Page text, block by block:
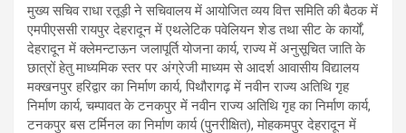
मुख्य सचिव राधा रतूड़ी ने सचिवालय में आयोजित व्यय वित्त समिति की बैठक में
एमपीएससी रायपुर देहरादून में एथलेटिक पवेलियन शेड तथा सीट के कार्यों,
देहरादून में क्लेमन्टाऊन जलापूर्ति योजना कार्य, राज्य में अनुसूचित जाति के
छात्रों हेतु माध्यमिक स्तर पर अंग्रेजी माध्यम से आदर्श आवासीय विद्यालय
मक्खनपुर हरिद्वार का निर्माण कार्य, पिथौरागढ़ में नवीन राज्य अतिथि गृह
निर्माण कार्य, चम्पावत के टनकपुर में नवीन राज्य अतिथि गृह का निर्माण कार्य,
टनकपुर बस टर्मिनल का निर्माण कार्य (पुनरीक्षित), मोहकमपुर देहरादून में